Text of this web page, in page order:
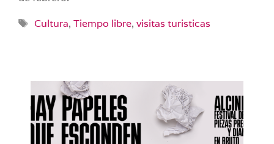
Etiquetas
Cultura, Tiempo libre, visitas turisticas